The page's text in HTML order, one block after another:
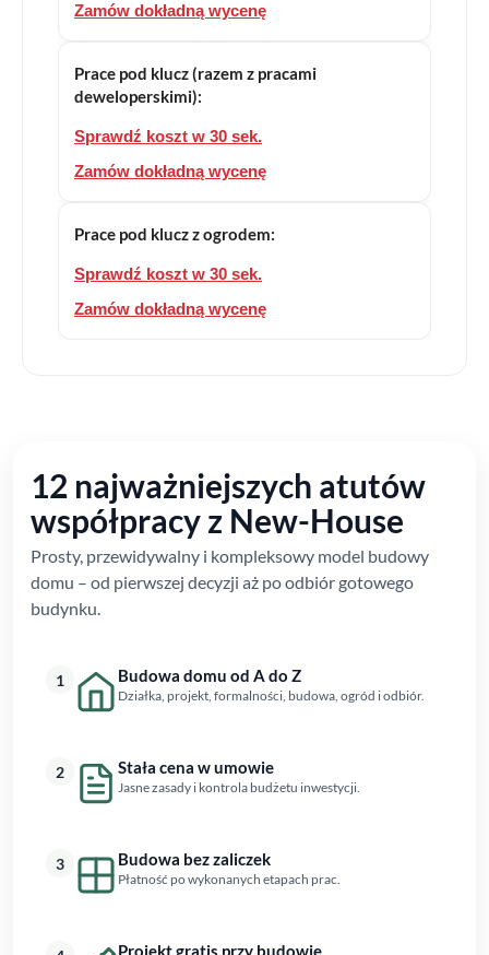
Zamów dokładną wycenę
Prace pod klucz (razem z pracami
deweloperskimi):
Sprawdź koszt w 30 sek.
Zamów dokładną wycenę
Prace pod klucz z ogrodem:
Sprawdź koszt w 30 sek.
Zamów dokładną wycenę
12 najważniejszych atutów
współpracy z New-House
Prosty, przewidywalny i kompleksowy model budowy
domu – od pierwszej decyzji aż po odbiór gotowego
budynku.
1 Budowa domu od A do Z
Działka, projekt, formalności, budowa, ogród i odbiór.
2 Stała cena w umowie
Jasne zasady i kontrola budżetu inwestycji.
3 Budowa bez zaliczek
Płatność po wykonanych etapach prac.
Projekt gratis przy budowie